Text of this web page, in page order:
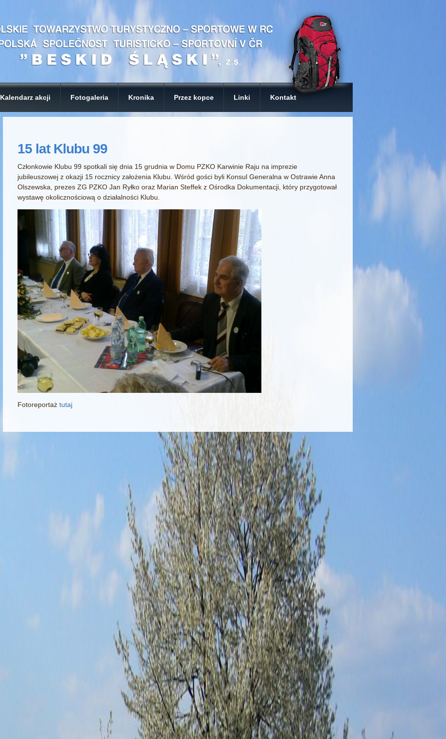
Kalendarz akcji Fotogaleria Kronika Przez kopce Linki Kontakt
15 lat Klubu 99
Członkowie Klubu 99 spotkali się dnia 15 grudnia w Domu PZKO Karwinie Raju na imprezie
jubileuszowej z okazji 15 rocznicy założenia Klubu. Wśród gości byli Konsul Generalna w Ostrawie Anna
Olszewska, prezes ZG PZKO Jan Ryłko oraz Marian Steffek z Ośrodka Dokumentacji, który przygotował
wystawę okolicznościową o działalności Klubu.
Fotoreportaż tutaj